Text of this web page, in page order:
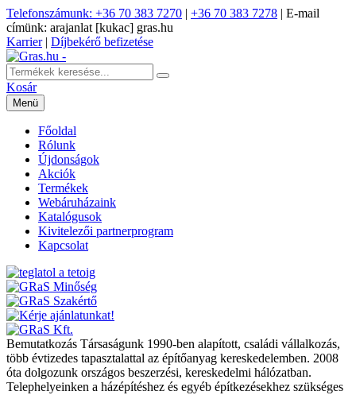
Telefonszámunk: +36 70 383 7270 | +36 70 383 7278 | E-mail
címünk: arajanlat [kukac] gras.hu
Karrier | Díjbekérő befizetése
Kosár
Menü
Főoldal
Rólunk
Újdonságok
Akciók
Termékek
Webáruházaink
Katalógusok
Kivitelezői partnerprogram
Kapcsolat
Bemutatkozás Társaságunk 1990-ben alapított, családi vállalkozás,
több évtizedes tapasztalattal az építőanyag kereskedelemben. 2008
óta dolgozunk országos beszerzési, kereskedelmi hálózatban.
Telephelyeinken a házépítéshez és egyéb építkezésekhez szükséges